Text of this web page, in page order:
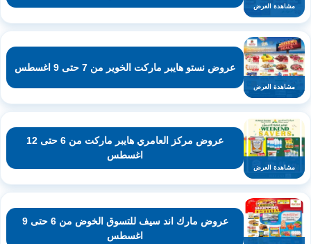
مشاهدة العرض
مشاهدة العرض
عروض نستو هايبر ماركت الخوير من 7 حتى 9 اغسطس
مشاهدة العرض
عروض مركز العامري هايبر ماركت من 6 حتى 12
اغسطس
عروض مارك اند سيف للتسوق الخوض من 6 حتى 9
اغسطس